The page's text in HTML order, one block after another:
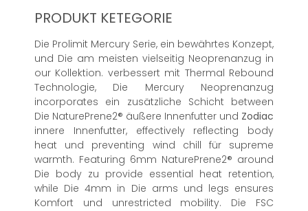
PRODUKT KETEGORIE
Die Prolimit Mercury Serie, ein bewährtes Konzept,
und Die am meisten vielseitig Neoprenanzug in
our Kollektion. verbessert mit Thermal Rebound
Technologie, Die Mercury Neoprenanzug
incorporates ein zusätzliche Schicht between
Die NaturePrene2® äußere Innenfutter und Zodiac
innere Innenfutter, effectively reflecting body
heat und preventing wind chill für supreme
warmth. Featuring 6mm NaturePrene2® around
Die body zu provide essential heat retention,
while Die 4mm in Die arms und legs ensures
Komfort und unrestricted mobility. Die FSC